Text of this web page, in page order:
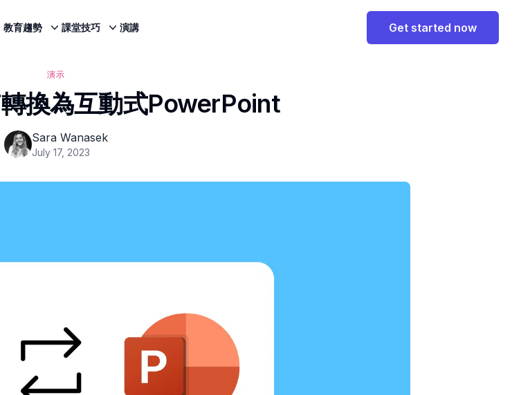
教育趨勢 課堂技巧 演講 Get started now
演示
換為互動式PowerPoint
Sara Wanasek
July 17, 2023